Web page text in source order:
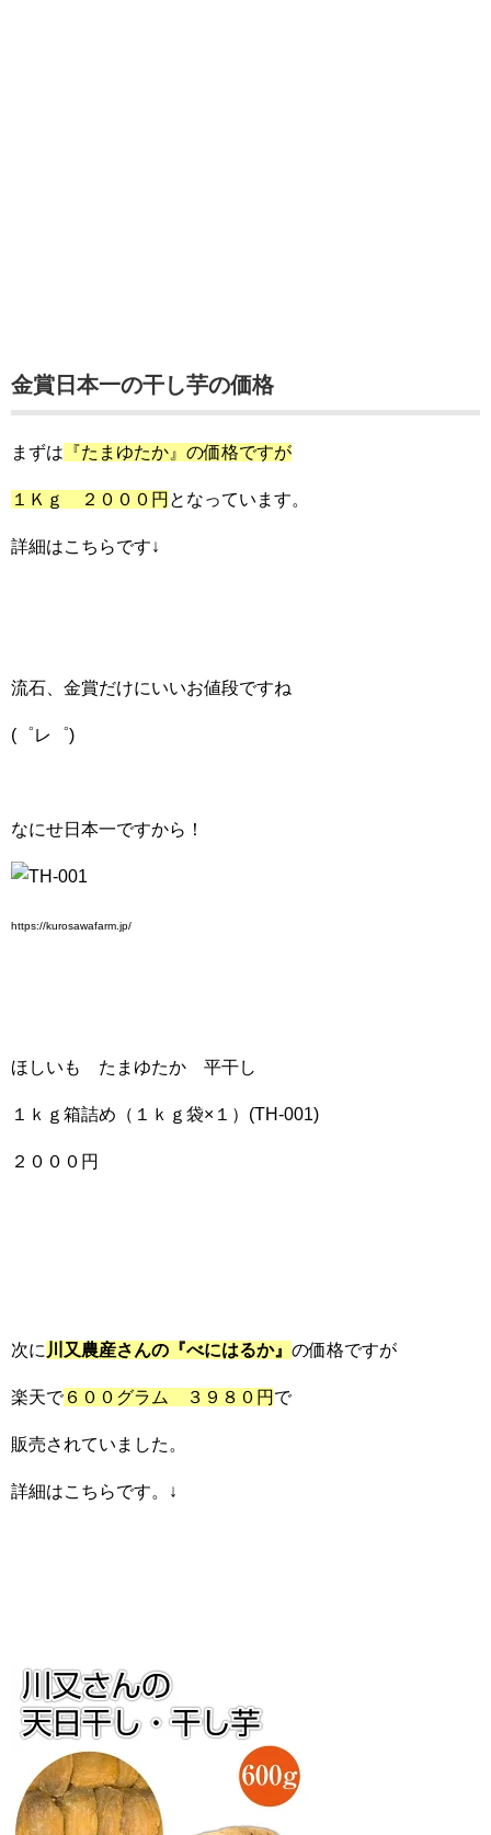
金賞日本一の干し芋の価格
まずは 『たまゆたか』の価格ですが
１Ｋｇ ２０００円 となっています。
詳細はこちらです↓
流石、金賞だけにいいお値段ですね
(゜レ゜)
なにせ日本一ですから！
https://kurosawafarm.jp/
ほしいも たまゆたか 平干し
１ｋｇ箱詰め（１ｋｇ袋×１）(TH-001)
２０００円
次に 川又農産さんの『べにはるか』 の価格ですが
楽天で ６００グラム ３９８０円 で
販売されていました。
詳細はこちらです。↓